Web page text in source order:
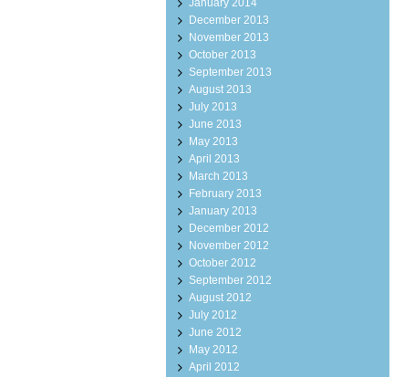
January 2014
December 2013
November 2013
October 2013
September 2013
August 2013
July 2013
June 2013
May 2013
April 2013
March 2013
February 2013
January 2013
December 2012
November 2012
October 2012
September 2012
August 2012
July 2012
June 2012
May 2012
April 2012